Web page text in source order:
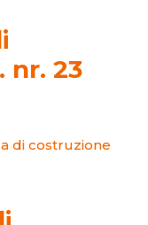
nr. 23
di costruzione